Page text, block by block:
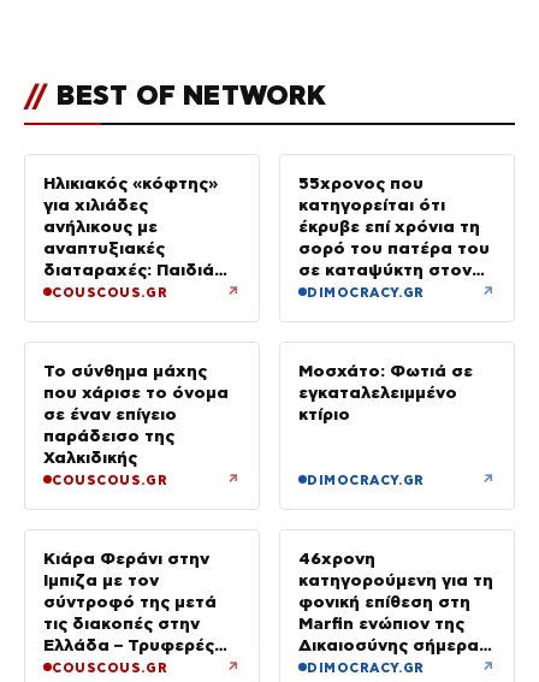
// BEST OF NETWORK
Ηλικιακός «κόφτης»
για χιλιάδες
ανήλικους με
αναπτυξιακές
διαταραχές: Παιδιά
ενός κατώτερου θεού
COUSCOUS.GR ↗
55χρονος που
κατηγορείται ότι
έκρυβε επί χρόνια τη
σορό του πατέρα του
σε καταψύκτη στον
ανακριτή – Τα πρώτα
DIMOCRACY.GR ↗
Το σύνθημα μάχης
που χάρισε το όνομα
σε έναν επίγειο
παράδεισο της
Χαλκιδικής
COUSCOUS.GR ↗
Μοσχάτο: Φωτιά σε
εγκαταλελειμμένο
κτίριο
DIMOCRACY.GR ↗
Κιάρα Φεράνι στην
Ίμπιζα με τον
σύντροφό της μετά
τις διακοπές στην
Ελλάδα – Τρυφερές
στιγμές στην παραλία
COUSCOUS.GR ↗
46χρονη
κατηγορούμενη για τη
φονική επίθεση στη
Marfin ενώπιον της
Δικαιοσύνης σήμερα –
Τα στοιχεία που την
DIMOCRACY.GR ↗